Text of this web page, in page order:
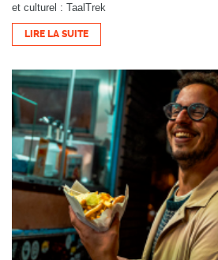
et culturel : TaalTrek
LIRE LA SUITE